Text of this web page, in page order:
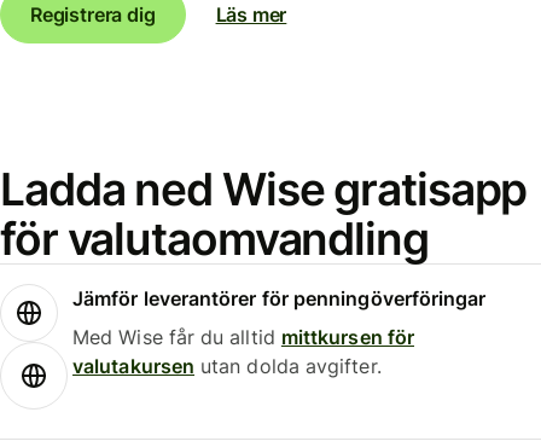
Registrera dig
Läs mer
Ladda ned Wise gratisapp
för valutaomvandling
Jämför leverantörer för penningöverföringar
Med Wise får du alltid mittkursen för
valutakursen utan dolda avgifter.